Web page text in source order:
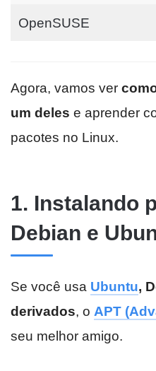
OpenSUSE
Agora, vamos ver
um deles e aprender
pacotes no Linux.
1. Instalando
Debian e
Se você usa Ubuntu,
derivados, o APT
seu melhor amigo.